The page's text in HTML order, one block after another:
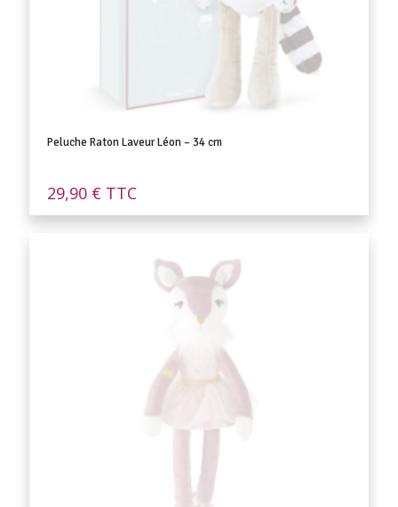
Peluche Raton Laveur Léon – 34 cm
29,90 € TTC